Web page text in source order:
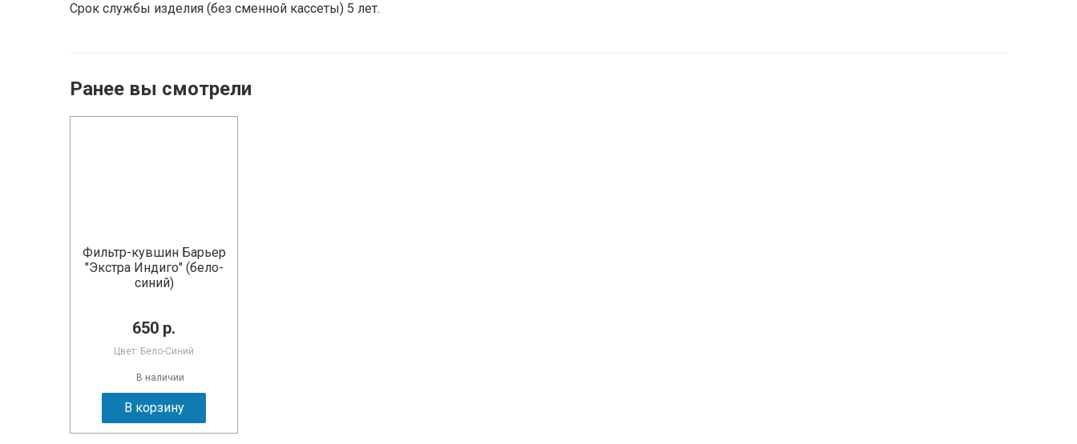
Срок службы изделия (без сменной кассеты) 5 лет.
Ранее вы смотрели
Фильтр-кувшин Барьер
"Экстра Индиго" (бело-
синий)
650 р.
Цвет: Бело-Синий
В наличии
В корзину